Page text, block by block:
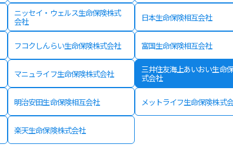
ニッセイ・ウェルス生命保険株式
会社 日本生命保険相互会社
フコクしんらい生命保険株式会社 富国生命保険相互会社
マニュライフ生命保険株式会社 三井住友海上あいおい生命
式会社
明治安田生命保険相互会社 メットライフ生命保険株式
楽天生命保険株式会社